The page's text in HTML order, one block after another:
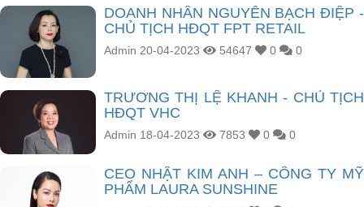
DOANH NHÂN NGUYỄN BẠCH ĐIỆP -
CHỦ TỊCH HĐQT FPT RETAIL
Admin 20-04-2023 54647 0 0
TRƯƠNG THỊ LỆ KHANH - CHỦ TỊCH
HĐQT VHC
Admin 18-04-2023 7853 0 0
CEO NHẬT KIM ANH – CÔNG TY MỸ
PHẨM LAURA SUNSHINE